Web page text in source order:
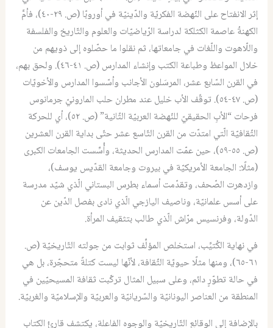
إثر الانفتاح على النّهضة الفكريّة والدّينيّة في أوروبّا (ص. ٢٩-٤٠)، فأمَّ
الكهنةُ عاصمة الكثلكة لدراسة الرّياضيّات والعلوم والتّاريخ والفلسفة
واللّاهوت واللّغات في جامعاتها، ثم نقلوا ما حصّلوه إلى ذويهم من
خلال المواعظ وطباعة الكتب وإنشاء المدارس (ص. ٤١-٤٦). ولحق بهم،
في القرن السّابع عشر، المرسَلون الأجانب وأسّسوا المدارس والأخويّات
(ص. ٤٧-٥٤). توقّف الأب خليل عند مطران حلب المارونيّ جرمانوس
فرحات “الأبِ الحقيقيّ للنّهضة العربيّة الثّانية” (ص. ٥٢)، أي للحركة
الثّقافيّة الّتي امتدّت من القرن التّاسع عشر حتّى بداية القرن العشرين
(ص. ٥٥-٥٩)، حين عمّت المدارس الحديثة، وأُسِّست الجامعات الكبرى
(مثلًا: الجامعة الأمريكيّة في بيروت وجامعة القدّيس يوسف)،
وازدهرت الصّحف، وتقدّمت أسماء بطرس البستاني الّذي شيّد مدرسة
على أسس علمانيّة، وناصيف اليازجي الّذي نادى بفصل الدّين عن
الدّولة، وفرنسيس مرّاش الّذي طالب بتثقيف المرأة.
في نهاية الكُتيِّب، استخلص المؤلِّف ثوابت من جولته التّاريخيّة (ص.
٦١-٦٥)، ومنها مثلًا حيويّة الثّقافة، لأنّها ليست كتلةً متحجّرة، بل هي
في حالة تطوّرٍ دائم، وعلى سبيل المثال تركّبت ثقافة المسيحيّين في
المنطقة من العناصر اليونانيّة والسّريانيّة والعربيّة والإسلاميّة والغربيّة.
بالإضافة إلى الوقائع التّاريخيّة والوجوه الفاعلة، يكتشف قارئُ الكتاب